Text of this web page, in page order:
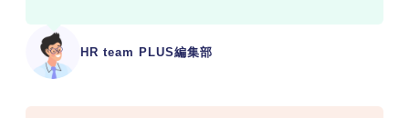
HR team PLUS編集部